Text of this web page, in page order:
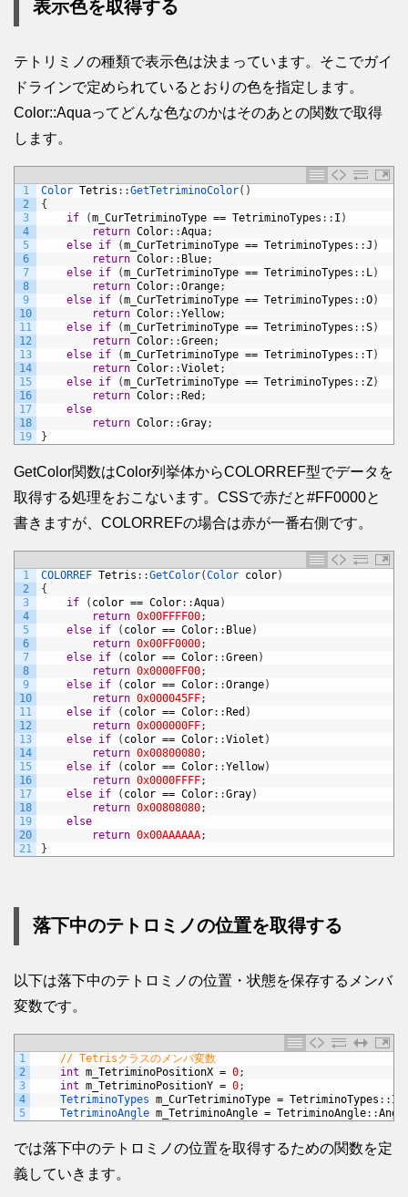
表示色を取得する
テトリミノの種類で表示色は決まっています。そこでガイ
ドラインで定められているとおりの色を指定します。
Color::Aquaってどんな色なのかはそのあとの関数で取得
します。
1
2
3
4
5
6
7
8
9
10
11
12
13
14
15
16
17
18
19
Color Tetris : :GetTetriminoColor( )
{
if
(m_CurTetriminoType == TetriminoTypes : : I )
return Color: :Aqua;
else if (m_CurTetriminoType == TetriminoTypes : :J )
return Color: : Blue;
else if (m_CurTetriminoType == TetriminoTypes : : L)
return Color: :Orange;
else if (m_CurTetriminoType == TetriminoTypes : :O)
return Color: :Yellow;
else if (m_CurTetriminoType == TetriminoTypes : :S)
return Color: :Green;
else if (m_CurTetriminoType == TetriminoTypes : :T)
return Color: :Violet ;
else if (m_CurTetriminoType == TetriminoTypes : : Z)
return Color: : Red ;
else
return Color: :Gray;
}
GetColor関数はColor列挙体からCOLORREF型でデータを
取得する処理をおこないます。CSSで赤だと#FF0000と
書きますが、COLORREFの場合は赤が一番右側です。
1
2
3
4
5
6
7
8
9
10
11
12
13
14
15
16
17
18
19
20
21
COLORREF Tetris : :GetColor(Color color)
{
if
( color == Color: :Aqua)
return 0x00FFFF00;
else if ( color == Color: : Blue)
return 0x00FF0000;
else if ( color == Color: :Green)
return 0x0000FF00;
else if ( color == Color: :Orange)
return 0x000045FF;
else if ( color == Color: : Red )
return 0x000000FF;
else if ( color == Color: :Violet )
return 0x00800080;
else if ( color == Color: :Yellow)
return 0x0000FFFF;
else if ( color == Color: :Gray)
return 0x00808080;
else
return 0x00AAAAAA;
}
落下中のテトロミノの位置を取得する
以下は落下中のテトロミノの位置・状態を保存するメンバ
変数です。
1
2
3
4
5
// Tetrisクラスのメンバ変数
int m_TetriminoPositionX = 0;
int m_TetriminoPositionY = 0;
TetriminoTypes m_CurTetriminoType = TetriminoTypes : : I
TetriminoAngle m_TetriminoAngle = TetriminoAngle: :
では落下中のテトロミノの位置を取得するための関数を定
義していきます。